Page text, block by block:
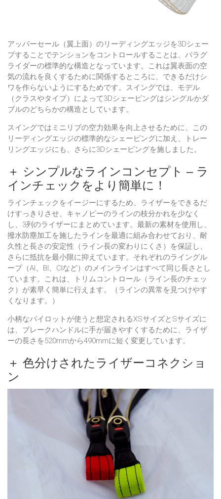
アッパーセール（翼上面）のリーディングエッジを3Dシェー
プすることでテンションをコントロールすることは、パラグ
ライダーの標準的な構造となっています。これは翼表面の空
気の流れを良くするために関係するところに、できるだけシ
ワを作らないようにするためです。スイングでは、モデル
（クラスやタイプ）によって3Dシェーピングはシングルかダ
ブルのどちらかの構造としています。
スイングではミニリブの空力効果を向上させるために、この
リーディングエッジの標準的なシェーピングに加え、トレー
リングエッジにも、さらに3Dシェーピングを施しました。
＋ シンプルなラインコンセプト – ラ
インチェックをより簡単に！
ラインチェックをイージーにするため、ライザーをできるだ
けすっきりさせ、キャノピーのラインの枝分かれを少なく
し、3列のライザーにまとめています。最新の素材を使用し、
撥水防塵加工を施したラインを最適に組み合わせており、耐
久性と長さの安定性（ライン長の変わりにくさ）を保証し、
さらに抵抗を最小限に抑えています。それぞれのライングル
ープ（AI、BI、CIなど）のメインラインはすべて同じ長さとし
ています。これは、トリムコントロール（ライン長のチェッ
ク）が素早く簡単に行えます。（ラインの異常を見つけやす
くなります。）
小柄なパイロットが使うと想定されるXSサイズとSサイズに
は、ブレークハンドルに手が届きやすくするために、ライザ
ーの長さを520mmから490mmに短く変更しています。
＋ 色分けされたライザーコネクショ
ン